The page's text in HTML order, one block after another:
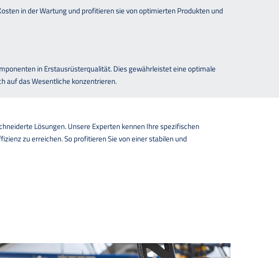
in der Wartung und profitieren sie von optimierten Produkten und
in Erstausrüsterqualität. Dies gewährleistet eine optimale
auf das Wesentliche konzentrieren.
Lösungen. Unsere Experten kennen Ihre spezifischen
zu erreichen. So profitieren Sie von einer stabilen und